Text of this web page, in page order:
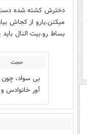
دخترش کشته شده دست
میکنن.یارو از کجاش
بساط رو.بیت النال
حجت
بی سواد، چون
آور خانوادس